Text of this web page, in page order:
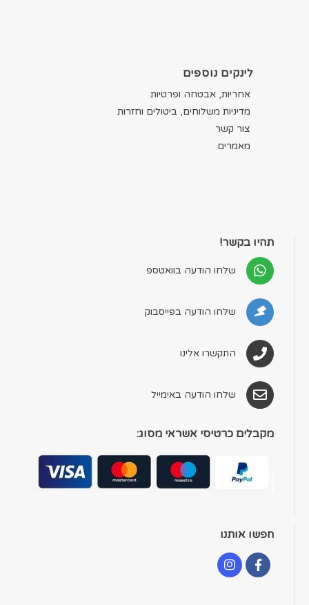
לינקים נוספים
אחריות, אבטחה ופרטיות
מדיניות משלוחים, ביטולים וחזרות
צור קשר
מאמרים
תהיו בקשר!
שלחו הודעה בוואטספ
שלחו הודעה בפייסבוק
התקשרו אלינו
שלחו הודעה באימייל
מקבלים כרטיסי אשראי מסוג:
חפשו אותנו